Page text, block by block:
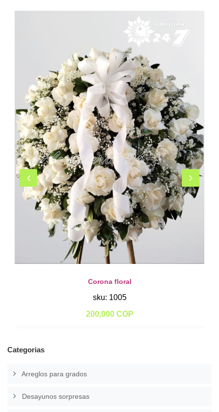
Corona floral
sku: 1005
200,000 COP
Categorias
Arreglos para grados
Desayunos sorpresas